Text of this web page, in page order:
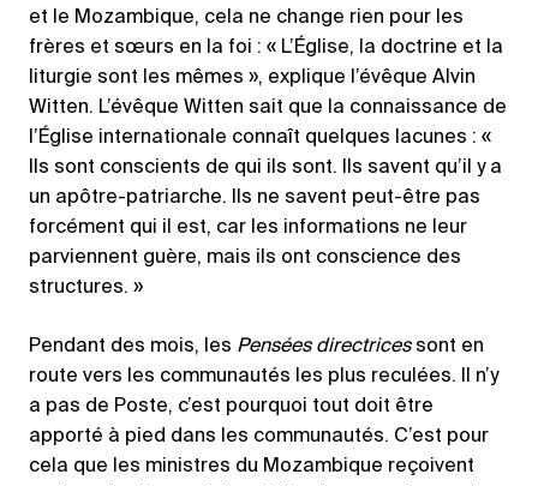
et le Mozambique, cela ne change rien pour les
frères et sœurs en la foi : « L’Église, la doctrine et la
liturgie sont les mêmes », explique l’évêque Alvin
Witten. L’évêque Witten sait que la connaissance de
l’Église internationale connaît quelques lacunes : «
Ils sont conscients de qui ils sont. Ils savent qu’il y a
un apôtre-patriarche. Ils ne savent peut-être pas
forcément qui il est, car les informations ne leur
parviennent guère, mais ils ont conscience des
structures. »
Pendant des mois, les Pensées directricessont en
route vers les communautés les plus reculées. Il n’y
a pas de Poste, c’est pourquoi tout doit être
apporté à pied dans les communautés. C’est pour
cela que les ministres du Mozambique reçoivent